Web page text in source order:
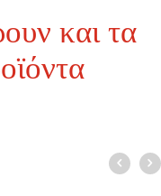
και τα